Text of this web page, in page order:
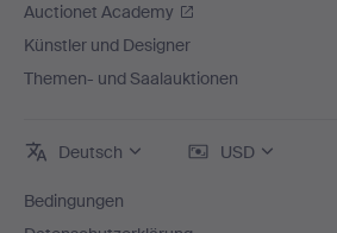
Auctionet Academy
Künstler und Designer
Themen- und Saalauktionen
Deutsch USD
Bedingungen